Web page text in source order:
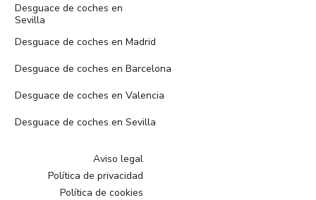
Desguace de coches en
Sevilla
Desguace de coches en Madrid
Desguace de coches en Barcelona
Desguace de coches en Valencia
Desguace de coches en Sevilla
Aviso legal
Política de privacidad
Política de cookies